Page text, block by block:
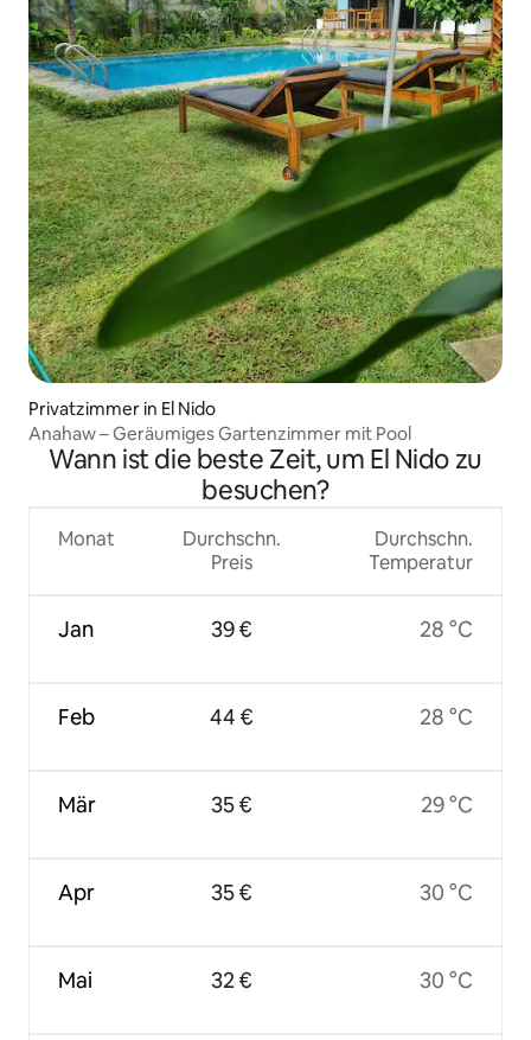
Privatzimmer in El Nido
Anahaw – Geräumiges Gartenzimmer mit Pool
Wann ist die beste Zeit, um El Nido zu
besuchen?
Monat
Jan
Feb
Mär
Apr
Mai
Durchschn.
Preis
39 €
44 €
35 €
35 €
32 €
Durchschn.
Temperatur
28 °C
28 °C
29 °C
30 °C
30 °C